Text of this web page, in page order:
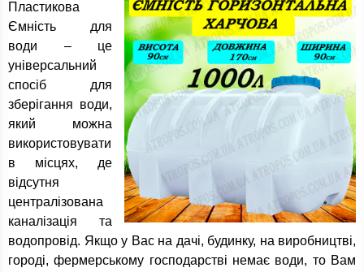
Пластикова
Ємність для
води – це
універсальний
спосіб для
зберігання води,
який можна
використовувати
в місцях, де
відсутня
централізована
каналізація та
водопровід. Якщо у Вас на дачі, будинку, на виробництві,
городі, фермерському господарстві немає води, то Вам